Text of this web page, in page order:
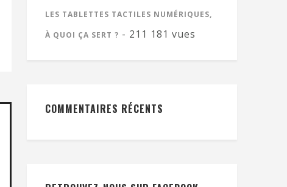
LES TABLETTES TACTILES NUMÉRIQUES,
À QUOI ÇA SERT ? - 211 181 vues
COMMENTAIRES RÉCENTS